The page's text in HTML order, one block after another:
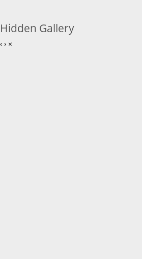
Hidden Gallery
‹ › ×